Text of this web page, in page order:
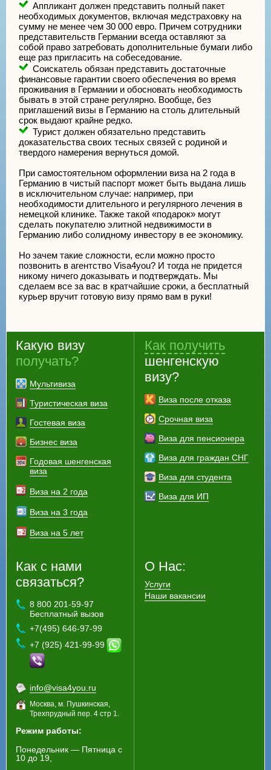
Аппликант должен представить полный пакет
необходимых документов, включая медстраховку на
сумму не менее чем 30 000 евро. Причем сотрудники
представительств Германии всегда оставляют за
собой право затребовать дополнительные бумаги либо
еще раз пригласить на собеседование.
Соискатель обязан представить достаточные
финансовые гарантии своего обеспечения во время
проживания в Германии и обосновать необходимость
бывать в этой стране регулярно. Вообще, без
приглашений визы в Германию на столь длительный
срок выдают крайне редко.
Турист должен обязательно представить
доказательства своих тесных связей с родиной и
твердого намерения вернуться домой.
При самостоятельном оформлении виза на 2 года в
Германию в чистый паспорт может быть выдана лишь
в исключительном случае: например, при
необходимости длительного и регулярного лечения в
немецкой клинике. Также такой «подарок» могут
сделать покупателю элитной недвижимости в
Германию либо солидному инвестору в ее экономику.
Но зачем такие сложности, если можно просто
позвонить в агентство Visa4you? И тогда не придется
никому ничего доказывать и подтверждать. Мы
сделаем все за вас в кратчайшие сроки, а бесплатный
курьер вручит готовую визу прямо вам в руки!
Какую визу
получать?
Мультивиза
Туристическая виза
Гостевая виза
Бизнес виза
Годовая шенгенская
виза
Виза на 2 года
Виза на 3 года
Виза на 5 лет
Как получить
шенгенскую
визу?
Виза после отказа
Срочная виза
Виза для пенсионера
Виза для граждан СНГ
Виза для студента
Виза для ИП
Как с нами
связаться?
8 800 201-59-97
Бесплатный вызов
+7(495) 646-97-99
+7 (925) 421-99-99
info@visa4you.ru
Москва, м. Пушкинская,
Трехпрудный пер. 4 стр 1.
Режим работы:
Понедельник — Пятница с
10 до 19,
О Нас:
Услуги
Наши вакансии